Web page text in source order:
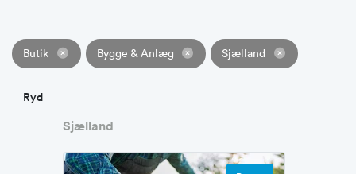
Butik Bygge & Anlæg Sjælland
Ryd
Sjælland